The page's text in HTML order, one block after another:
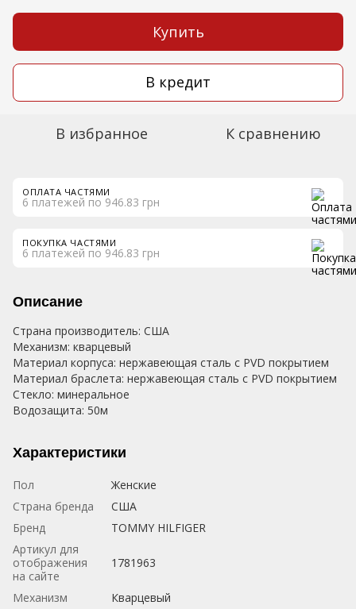
Купить
В кредит
В избранное К сравнению
ОПЛАТА ЧАСТЯМИ
6 платежей по 946.83 грн
ПОКУПКА ЧАСТЯМИ
6 платежей по 946.83 грн
Описание
Страна производитель: США
Механизм: кварцевый
Материал корпуса: нержавеющая сталь с PVD покрытием
Материал браслета: нержавеющая сталь с PVD покрытием
Стекло: минеральное
Водозащита: 50м
Характеристики
Пол
Женские
Страна бренда
США
Бренд
TOMMY HILFIGER
Артикул для
отображения
на сайте
1781963
Механизм
Кварцевый